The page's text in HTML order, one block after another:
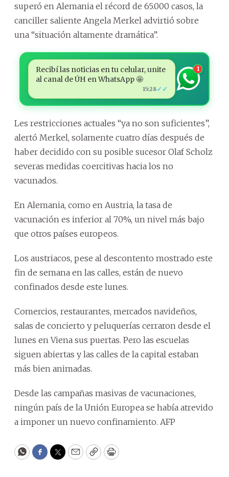
superó en Alemania el récord de 65.000 casos, la
canciller saliente Angela Merkel advirtió sobre
una “situación altamente dramática”.
Recibí las noticias en tu celular, unite
al canal de ÚH en WhatsApp 🤩
15:28✓✓
1
Les restricciones actuales “ya no son suficientes”,
alertó Merkel, solamente cuatro días después de
haber decidido con su posible sucesor Olaf Scholz
severas medidas coercitivas hacia los no
vacunados.
En Alemania, como en Austria, la tasa de
vacunación es inferior al 70%, un nivel más bajo
que otros países europeos.
Los austriacos, pese al descontento mostrado este
fin de semana en las calles, están de nuevo
confinados desde este lunes.
Comercios, restaurantes, mercados navideños,
salas de concierto y peluquerías cerraron desde el
lunes en Viena sus puertas. Pero las escuelas
siguen abiertas y las calles de la capital estaban
más bien animadas.
Desde las campañas masivas de vacunaciones,
ningún país de la Unión Europea se había atrevido
a imponer un nuevo confinamiento. AFP
WhatsApp
Facebook
Twitter
EmailCopyPrint